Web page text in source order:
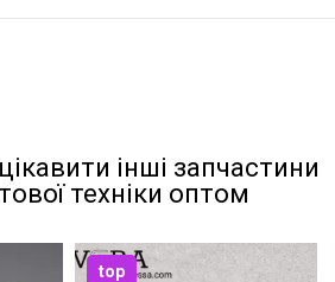
інші запчастини
техніки оптом
top